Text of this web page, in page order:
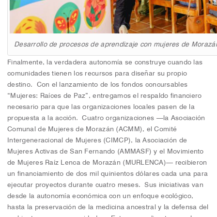
Desarrollo de procesos de aprendizaje con mujeres de
Finalmente, la verdadera autonomía se construye cuando las
comunidades tienen los recursos para diseñar su propio
destino. Con el lanzamiento de los fondos concursables
“Mujeres: Raíces de Paz”, entregamos el respaldo financiero
necesario para que las organizaciones locales pasen de la
propuesta a la acción. Cuatro organizaciones —la Asociación
Comunal de Mujeres de Morazán (ACMM), el Comité
Intergeneracional de Mujeres (CIMCP), la Asociación de
Mujeres Activas de San Fernando (AMMASF) y el Movimiento
de Mujeres Raíz Lenca de Morazán (MURLENCA)— recibieron
un financiamiento de dos mil quinientos dólares cada una para
ejecutar proyectos durante cuatro meses. Sus iniciativas van
desde la autonomía económica con un enfoque ecológico,
hasta la preservación de la medicina ancestral y la defensa del